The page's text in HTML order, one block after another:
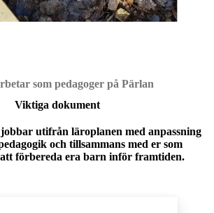
som pedagoger på Pärlan
Viktiga dokument
utifrån läroplanen med anpassning
och tillsammans med er som
förbereda era barn inför framtiden.